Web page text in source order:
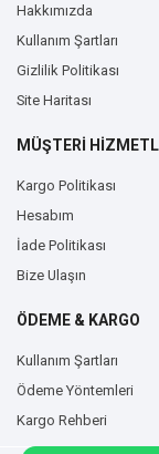
Hakkımızda
Kullanım Şartları
Gizlilik Politikası
Site Haritası
MÜŞTERİ
Kargo Politikası
Hesabım
İade Politikası
Bize Ulaşın
ÖDEME & KARGO
Kullanım Şartları
Ödeme Yöntemleri
Kargo Rehberi